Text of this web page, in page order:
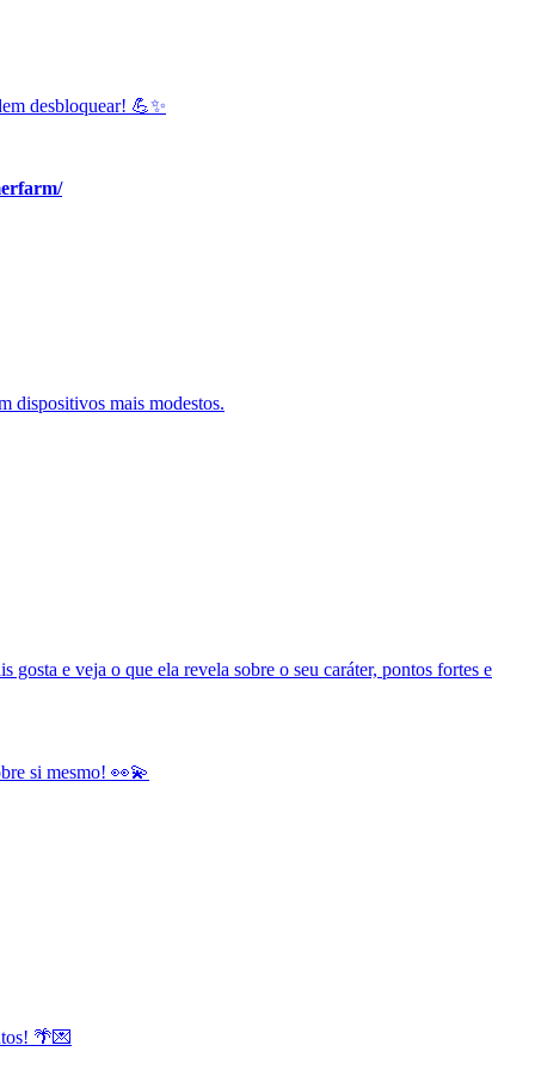
desbloquear! 💪✨
dispositivos mais modestos.
e veja o que ela revela sobre o seu caráter, pontos fortes e
si mesmo! 👀💫
🌴💌